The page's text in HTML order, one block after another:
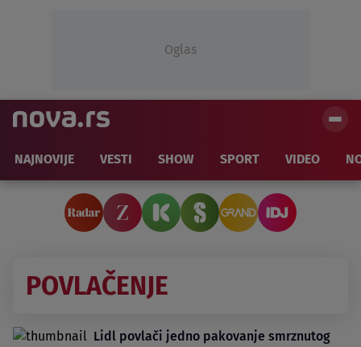
Oglas
NAJNOVIJE VESTI SHOW SPORT VIDEO
POVLAČENJE
Lidl povlači jedno pakovanje smrznutog